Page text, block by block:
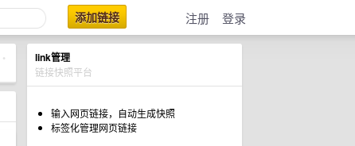
添加链接 注册 登录
link管理
链接快照平台
输入网页链接，自动生成快照
标签化管理网页链接
•